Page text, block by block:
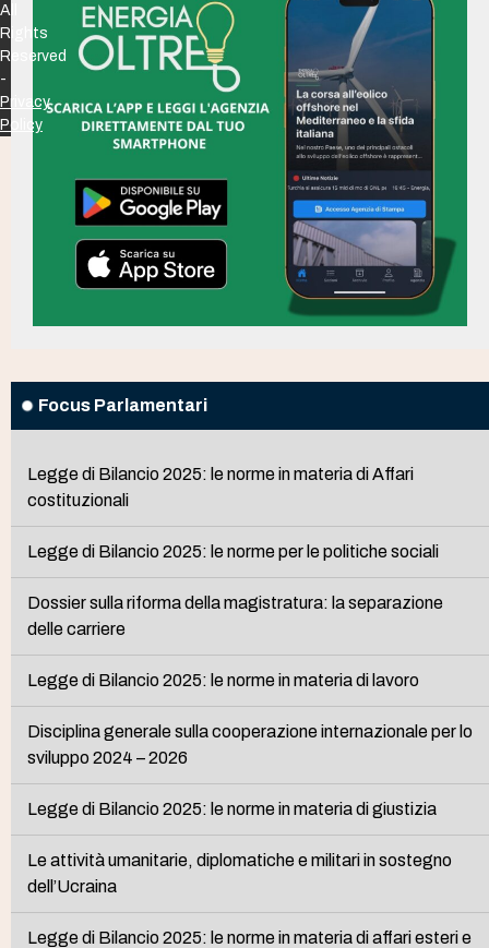
Focus Parlamentari
Legge di Bilancio 2025: le norme in materia di Affari
costituzionali
Legge di Bilancio 2025: le norme per le politiche sociali
Dossier sulla riforma della magistratura: la separazione
delle carriere
Legge di Bilancio 2025: le norme in materia di lavoro
Disciplina generale sulla cooperazione internazionale per lo
sviluppo 2024 – 2026
Legge di Bilancio 2025: le norme in materia di giustizia
Le attività umanitarie, diplomatiche e militari in sostegno
dell’Ucraina
Legge di Bilancio 2025: le norme in materia di affari esteri e
All
Rights
Reserved
-
Privacy
Policy